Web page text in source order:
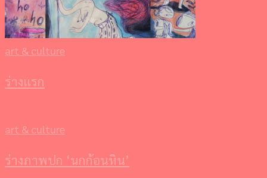
art & culture
ร่างแรก
art & culture
ร่างภาพปก ‘นกก้อนหิน’